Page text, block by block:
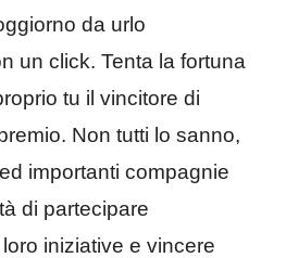
da urlo
un click. Tenta la fortuna
tu il vincitore di
Non tutti lo sanno,
importanti compagnie
di partecipare
iniziative e vincere